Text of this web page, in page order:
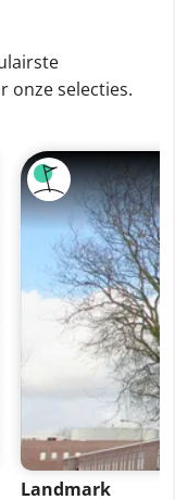
onze selecties.
Landmark